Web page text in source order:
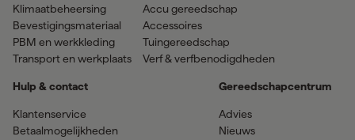
Klimaatbeheersing
Bevestigingsmateriaal
PBM en werkkleding
Transport en werkplaats
Accu gereedschap
Accessoires
Tuingereedschap
Verf & verfbenodigdheden
Hulp & contact
Klantenservice
Betaalmogelijkheden
Gereedschapcentrum
Advies
Nieuws